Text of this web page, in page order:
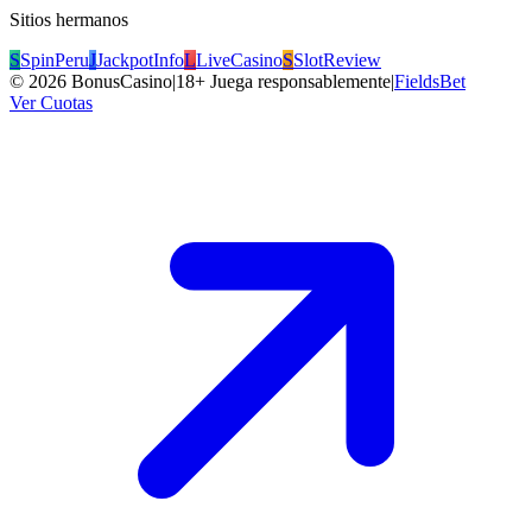
Sitios hermanos
SSpinPeruJJackpotInfoLLiveCasinoSSlotReview
© 2026 BonusCasino|18+ Juega responsablemente|FieldsBet
Ver Cuotas